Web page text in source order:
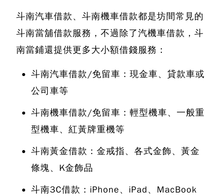
斗南汽車借款、斗南機車借款都是坊間常見的
斗南當舖借款服務 ，不過除了汽機車借款，斗
南當鋪還提供更多大小額借錢服務：
斗南汽車借款/免留車：現金車、貸款車或
公司車等
斗南機車借款/免留車：輕型機車、一般重
型機車、紅黃牌重機等
斗南黃金借款：金戒指、各式金飾、黃金
條塊、K金飾品
斗南3C借款：iPhone、iPad、MacBook